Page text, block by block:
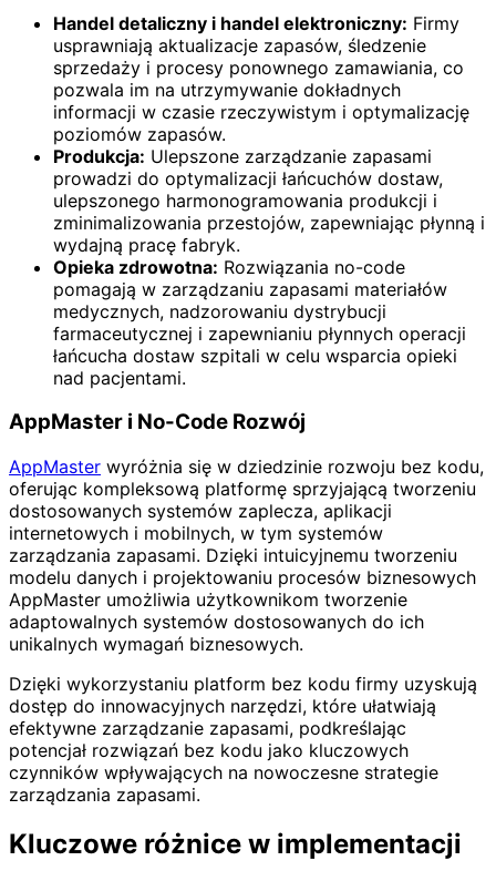
Handel detaliczny i handel elektroniczny: Firmy
usprawniają aktualizacje zapasów, śledzenie
sprzedaży i procesy ponownego zamawiania, co
pozwala im na utrzymywanie dokładnych
informacji w czasie rzeczywistym i optymalizację
poziomów zapasów.
Produkcja: Ulepszone zarządzanie zapasami
prowadzi do optymalizacji łańcuchów dostaw,
ulepszonego harmonogramowania produkcji i
zminimalizowania przestojów, zapewniając płynną i
wydajną pracę fabryk.
Opieka zdrowotna: Rozwiązania no-code
pomagają w zarządzaniu zapasami materiałów
medycznych, nadzorowaniu dystrybucji
farmaceutycznej i zapewnianiu płynnych operacji
łańcucha dostaw szpitali w celu wsparcia opieki
nad pacjentami.
AppMaster i No-Code Rozwój
AppMaster wyróżnia się w dziedzinie rozwoju bez kodu,
oferując kompleksową platformę sprzyjającą tworzeniu
dostosowanych systemów zaplecza, aplikacji
internetowych i mobilnych, w tym systemów
zarządzania zapasami. Dzięki intuicyjnemu tworzeniu
modelu danych i projektowaniu procesów biznesowych
AppMaster umożliwia użytkownikom tworzenie
adaptowalnych systemów dostosowanych do ich
unikalnych wymagań biznesowych.
Dzięki wykorzystaniu platform bez kodu firmy uzyskują
dostęp do innowacyjnych narzędzi, które ułatwiają
efektywne zarządzanie zapasami, podkreślając
potencjał rozwiązań bez kodu jako kluczowych
czynników wpływających na nowoczesne strategie
zarządzania zapasami.
Kluczowe różnice w implementacji